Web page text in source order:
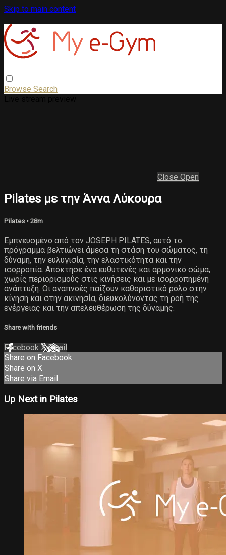
Skip to main content
Browse Search
Close Open
Pilates με την Άννα Λύκουρα
Pilates • 28m
Εμπνευσμένο από τον JOSEPH PILATES, αυτό το
πρόγραμμα βελτιώνει άμεσα τη στάση του σώματος, τη
δύναμη, την ευλυγισία, την ελαστικότητα και την
ισορροπία. Απόκτησε ένα ευθυτενές και αρμονικό σώμα,
χωρίς περιορισμούς στις κινήσεις και με ισορροπημένη
ανάπτυξη. Οι αναπνοές παίζουν καθοριστικό ρόλο στην
κίνηση και στην ακινησία, διευκολύνοντας τη ροή της
ενέργειας και την απελευθέρωση της δύναμης.
Share with friends
Facebook XEmail
Share on Facebook
Share on X
Share via Email
Up Next in Pilates